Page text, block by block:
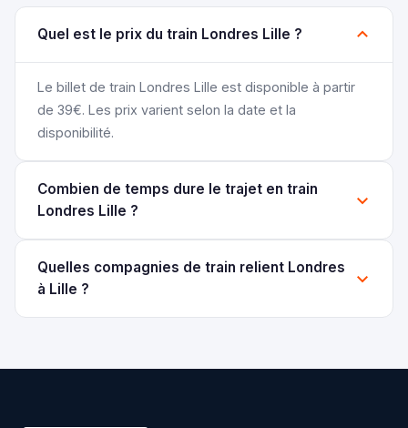
Quel est le prix du train Londres Lille ?
Le billet de train Londres Lille est disponible à partir
de 39€. Les prix varient selon la date et la
disponibilité.
Combien de temps dure le trajet en train
Londres Lille ?
Quelles compagnies de train relient Londres
à Lille ?